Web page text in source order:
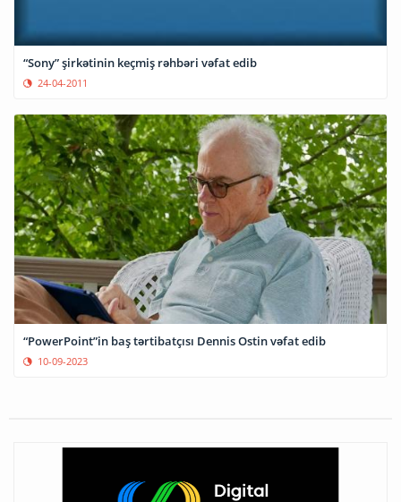
“Sony” şirkətinin keçmiş rəhbəri vəfat edib
24-04-2011
“PowerPoint”in baş tərtibatçısı Dennis Ostin vəfat edib
10-09-2023